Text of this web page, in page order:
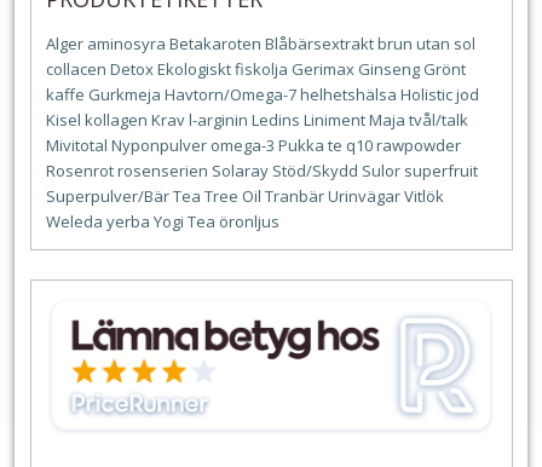
Alger aminosyra Betakaroten Blåbärsextraktbrun utan sol
collacen DetoxEkologisktfiskolja Gerimax Ginseng Grönt
kaffe Gurkmeja Havtorn/Omega-7helhetshälsa Holisticjod
Kisel kollagen Kravl-arginin Ledins LinimentMaja tvål/talk
Mivitotal Nyponpulver omega-3 Pukka te q10rawpowder
Rosenrotrosenserien Solaray Stöd/Skydd Sulor superfruit
Superpulver/BärTea Tree Oil TranbärUrinvägarVitlök
Weleda yerba Yogi Tea öronljus